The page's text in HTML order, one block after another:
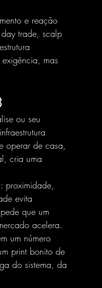
e reação
day trade, scalp
mas
ou seu
operar de casa,
cria uma
proximidade,
evita
que um
acelera.
um número
print bonito de
do sistema, da